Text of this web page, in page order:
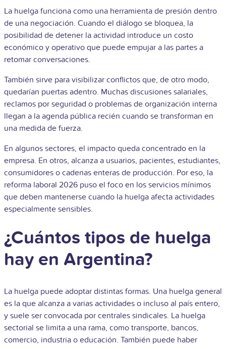
La huelga funciona como una herramienta de presión dentro
de una negociación. Cuando el diálogo se bloquea, la
posibilidad de detener la actividad introduce un costo
económico y operativo que puede empujar a las partes a
retomar conversaciones.
También sirve para visibilizar conflictos que, de otro modo,
quedarían puertas adentro. Muchas discusiones salariales,
reclamos por seguridad o problemas de organización interna
llegan a la agenda pública recién cuando se transforman en
una medida de fuerza.
En algunos sectores, el impacto queda concentrado en la
empresa. En otros, alcanza a usuarios, pacientes, estudiantes,
consumidores o cadenas enteras de producción. Por eso, la
reforma laboral 2026 puso el foco en los servicios mínimos
que deben mantenerse cuando la huelga afecta actividades
especialmente sensibles.
¿Cuántos tipos de huelga
hay en Argentina?
La huelga puede adoptar distintas formas. Una huelga general
es la que alcanza a varias actividades o incluso al país entero,
y suele ser convocada por centrales sindicales. La huelga
sectorial se limita a una rama, como transporte, bancos,
comercio, industria o educación. También puede haber